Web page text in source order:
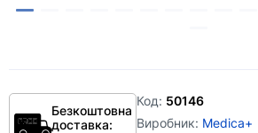
Безкоштовна
доставка:
Код: 50146
Виробник: Medica+